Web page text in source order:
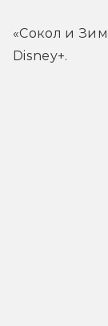
«Сокол и
Disney+.